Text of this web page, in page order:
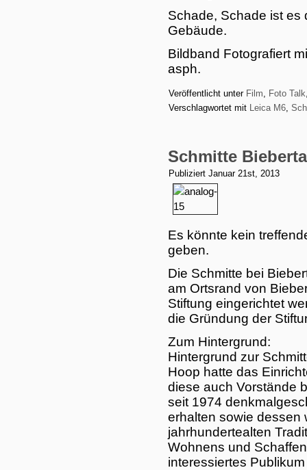
Schade, Schade ist
Gebäude.
Bildband Fotografiert
asph.
Veröffentlicht unter Film, Foto Talk
Verschlagwortet mit Leica M6,
Schmitte
Publiziert Januar 21st, 2013
Es könnte kein
geben.
Die Schmitte bei
am Ortsrand von
Stiftung eingerichtet
die Gründung der
Zum Hintergrund:
Hintergrund zur
Hoop hatte das
diese auch Vorstände
seit 1974
erhalten sowie dessen
jahrhundertealten
Wohnens und
interessiertes